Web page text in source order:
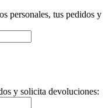
personales, tus pedidos y
y solicita devoluciones: